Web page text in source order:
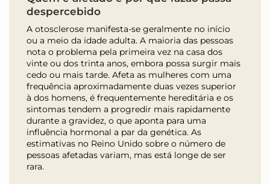
despercebido
A otosclerose manifesta-se geralmente no início
ou a meio da idade adulta. A maioria das pessoas
nota o problema pela primeira vez na casa dos
vinte ou dos trinta anos, embora possa surgir mais
cedo ou mais tarde. Afeta as mulheres com uma
frequência aproximadamente duas vezes superior
à dos homens, é frequentemente hereditária e os
sintomas tendem a progredir mais rapidamente
durante a gravidez, o que aponta para uma
influência hormonal a par da genética. As
estimativas no Reino Unido sobre o número de
pessoas afetadas variam, mas está longe de ser
rara.